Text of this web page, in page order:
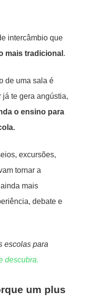
intercâmbio que
mais tradicional .
de uma sala é
te gera angústia,
o ensino para
excursões,
tornar a
mais
debate e
escolas para
descubra.
um plus